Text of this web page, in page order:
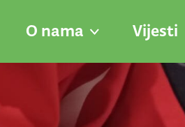
O nama Vijesti